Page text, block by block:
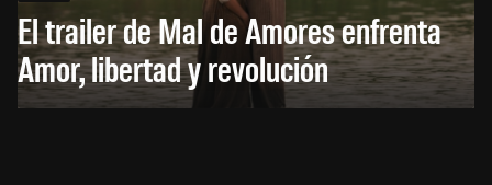
El trailer de Mal de Amores enfrenta
Amor, libertad y revolución